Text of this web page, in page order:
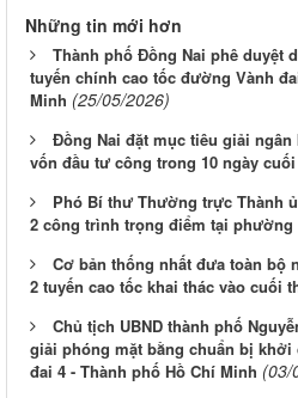
Những tin mới hơn
Thành phố Đồng Nai phê duyệt
tuyến chính cao tốc đường Vành
Minh (25/05/2026)
Đồng Nai đặt mục tiêu giải ngân
vốn đầu tư công trong 10 ngày
Phó Bí thư Thường trực Thành
2 công trình trọng điểm tại
Cơ bản thống nhất đưa toàn bộ
2 tuyến cao tốc khai thác vào cuối
Chủ tịch UBND thành phố
giải phóng mặt bằng chuẩn bị
đai 4 - Thành phố Hồ Chí Minh (03/